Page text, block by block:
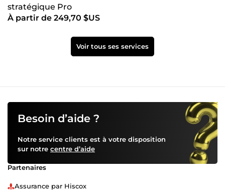
stratégique Pro
À partir de 249,70 $US
Voir tous ses services
Besoin d’aide ?
Notre service clients est à votre disposition
sur notre centre d’aide
Partenaires
Assurance par Hiscox